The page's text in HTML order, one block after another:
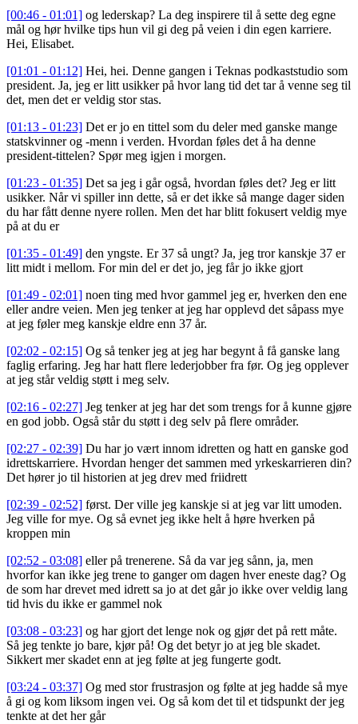
[00:46 - 01:01] og lederskap? La deg inspirere til å sette deg egne
mål og hør hvilke tips hun vil gi deg på veien i din egen karriere.
Hei, Elisabet.
[01:01 - 01:12] Hei, hei. Denne gangen i Teknas podkaststudio som
president. Ja, jeg er litt usikker på hvor lang tid det tar å venne seg til
det, men det er veldig stor stas.
[01:13 - 01:23] Det er jo en tittel som du deler med ganske mange
statskvinner og -menn i verden. Hvordan føles det å ha denne
president-tittelen? Spør meg igjen i morgen.
[01:23 - 01:35] Det sa jeg i går også, hvordan føles det? Jeg er litt
usikker. Når vi spiller inn dette, så er det ikke så mange dager siden
du har fått denne nyere rollen. Men det har blitt fokusert veldig mye
på at du er
[01:35 - 01:49] den yngste. Er 37 så ungt? Ja, jeg tror kanskje 37 er
litt midt i mellom. For min del er det jo, jeg får jo ikke gjort
[01:49 - 02:01] noen ting med hvor gammel jeg er, hverken den ene
eller andre veien. Men jeg tenker at jeg har opplevd det såpass mye
at jeg føler meg kanskje eldre enn 37 år.
[02:02 - 02:15] Og så tenker jeg at jeg har begynt å få ganske lang
faglig erfaring. Jeg har hatt flere lederjobber fra før. Og jeg opplever
at jeg står veldig støtt i meg selv.
[02:16 - 02:27] Jeg tenker at jeg har det som trengs for å kunne gjøre
en god jobb. Også står du støtt i deg selv på flere områder.
[02:27 - 02:39] Du har jo vært innom idretten og hatt en ganske god
idrettskarriere. Hvordan henger det sammen med yrkeskarrieren din?
Det hører jo til historien at jeg drev med friidrett
[02:39 - 02:52] først. Der ville jeg kanskje si at jeg var litt umoden.
Jeg ville for mye. Og så evnet jeg ikke helt å høre hverken på
kroppen min
[02:52 - 03:08] eller på trenerene. Så da var jeg sånn, ja, men
hvorfor kan ikke jeg trene to ganger om dagen hver eneste dag? Og
de som har drevet med idrett sa jo at det går jo ikke over veldig lang
tid hvis du ikke er gammel nok
[03:08 - 03:23] og har gjort det lenge nok og gjør det på rett måte.
Så jeg tenkte jo bare, kjør på! Og det betyr jo at jeg ble skadet.
Sikkert mer skadet enn at jeg følte at jeg fungerte godt.
[03:24 - 03:37] Og med stor frustrasjon og følte at jeg hadde så mye
å gi og kom liksom ingen vei. Og så kom det til et tidspunkt der jeg
tenkte at det her går